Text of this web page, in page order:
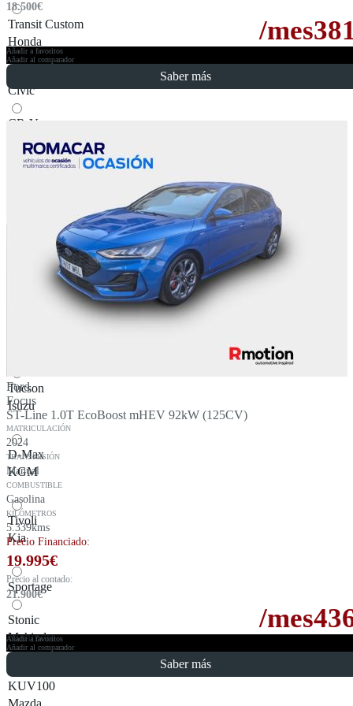
Transit Custom
Honda
Civic
CR-V
HR-V
Tucson
Isuzu
D-Max
KGM
Tivoli
Kia
Sportage
Stonic
Mahindra
KUV100
Mazda
18.500€
/mes
Añadir a favoritos
Añadir al comparador
Saber más
Ford
Focus
ST-Line 1.0T EcoBoost mHEV 92kW (125CV)
MATRICULACIÓN
2024
TRANSMISIÓN
Manual
COMBUSTIBLE
Gasolina
KILÓMETROS
5.339kms
Precio Financiado:
19.995€
Precio al contado:
21.900€
/mes
Añadir a favoritos
Añadir al comparador
Saber más